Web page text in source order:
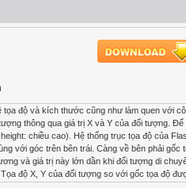
tọa độ và kích thước cũng như làm quen với
thông qua giá trị X và Y của đối tượng. Để
chiều cao). Hệ thống trục tọa độ của
với góc trên bên trái. Càng về bên phải gốc
và giá trị này lớn dần khi đối tượng di
độ X, Y của đối tượng so với gốc tọa độ